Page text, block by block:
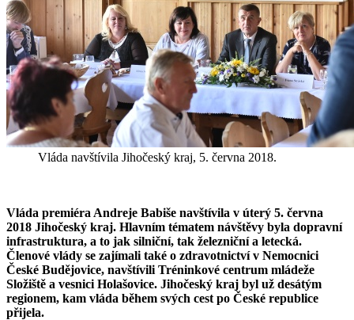
Vláda navštívila Jihočeský kraj, 5. června 2018.
Vláda premiéra Andreje Babiše navštívila v úterý 5. června
2018 Jihočeský kraj. Hlavním tématem návštěvy byla dopravní
infrastruktura, a to jak silniční, tak železniční a letecká.
Členové vlády se zajímali také o zdravotnictví v Nemocnici
České Budějovice, navštívili Tréninkové centrum mládeže
Složiště a vesnici Holašovice. Jihočeský kraj byl už desátým
regionem, kam vláda během svých cest po České republice
přijela.